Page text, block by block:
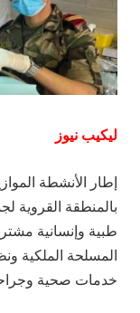
ليكيب نيوز
بالمنطقة القروية
طبية وإنسانية
المسلحة الملكية
خدمات صحية